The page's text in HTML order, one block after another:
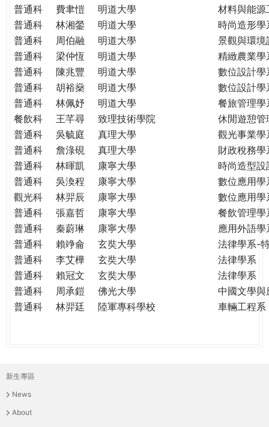
普通科
費聿愷 明道大學
材料與能源
普通科
林湘鎣 明道大學
時尚造形學
普通科
周伯融 明道大學
景觀與環
普通科
梁仲恆 明道大學
精緻農業學
普通科
陳兆豐 明道大學
數位設計
普通科
胡裕燊 明道大學
數位設計
普通科
林佩妤 明道大學
餐旅管理學
餐飲科
王芊尋 致理技術學院
休閒遊憩管
普通科
吳毓庭 真理大學
觀光事業學
普通科
詹淥硯 真理大學
財政稅務
普通科
林暉凱 康寧大學
時尚造型設
普通科
吳渙程 康寧大學
數位應用學
觀光科
林羿辰 康寧大學
數位應用學
普通科
張嘉哲 康寧大學
餐飲管理學
普通科
秦蔚琳 康寧大學
應用外語
普通科
賴竫侖 玄奘大學
法律學系-
普通科
李艾樺 玄奘大學
法律學系
普通科
賴冠文 玄奘大學
法律學系
普通科
周承鎧 佛光大學
中國文學與
普通科
林羿廷 陸軍專科學校 車輛工程系
主
選
新生專區
News
About